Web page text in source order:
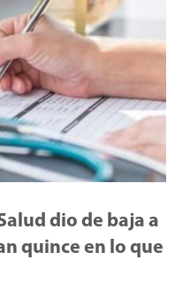
dio de baja a
quince en lo que